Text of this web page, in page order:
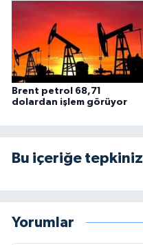
Brent petrol 68,71
dolardan işlem görüyor
Bu içeriğe tepkiniz
Yorumlar